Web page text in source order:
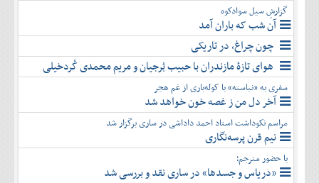
گزارشِ سیل سوادکوه
آن شب که باران آمد
چون چراغ، در تاریکی
هوای تازۀ مازندران با حبیب بُرجیان و مریم محمدی کُردخیلی
سفری به «نیاسته» با کوله‌باری از غم هجر
آخر دل من ز غصه خون خواهد شد
مراسم نکوداشت استاد احمد داداشی در ساری برگزار شد
نیم قرن پرسه‌نگاری
با حضور مترجم؛
«دریاس و جسدها» در ساری نقد و بررسی شد